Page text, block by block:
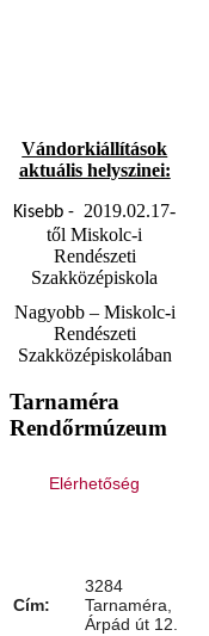
Vándorkiállítások
aktuális helyszinei:
Kisebb - 2019.02.17-
től Miskolc-i
Rendészeti
Szakközépiskola
Nagyobb – Miskolc-i
Rendészeti
Szakközépiskolában
Tarnaméra
Rendőrmúzeum
Elérhetőség
Cím:
3284
Tarnaméra,
Árpád út 12.